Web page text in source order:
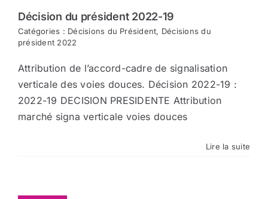
Décision du président 2022-19
Catégories : Décisions du Président, Décisions du
président 2022
Attribution de l’accord-cadre de signalisation
verticale des voies douces. Décision 2022-19 :
2022-19 DECISION PRESIDENTE Attribution
marché signa verticale voies douces
Lire la suite